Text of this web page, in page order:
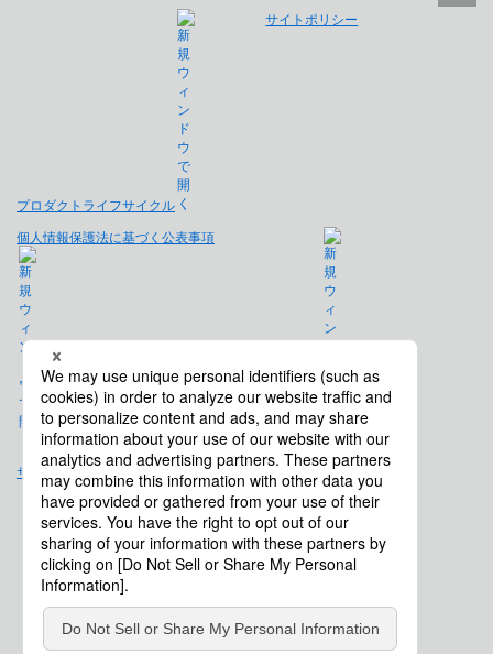
プロダクトライフサイクル
サイトポリシー
個人情報保護法に基づく公表事項
免責事項
サイトマップ